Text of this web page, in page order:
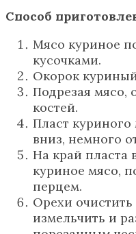
Способ
Мясо куриное
кусочками.
Окорок
Подрезая мясо,
костей.
Пласт
вниз, немного
На край пласта
куриное мясо,
перцем.
Орехи
измельчить и